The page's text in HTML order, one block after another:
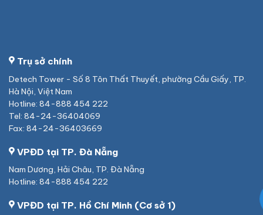
Trụ sở chính
Detech Tower - Số 8 Tôn Thất Thuyết, phường Cầu Giấy, TP.
Hà Nội, Việt Nam
Hotline: 84-888 454 222
Tel: 84-24-36404069
Fax: 84-24-36403669
VPĐD tại TP. Đà Nẵng
Nam Dương, Hải Châu, TP. Đà Nẵng
Hotline: 84-888 454 222
VPĐD tại TP. Hồ Chí Minh (Cơ sở 1)